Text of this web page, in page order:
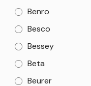
Benro
Besco
Bessey
Beta
Beurer